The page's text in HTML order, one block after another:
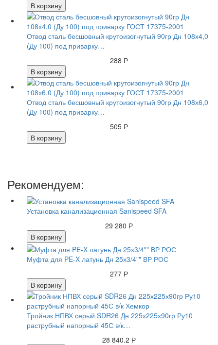
В корзину
Отвод сталь бесшовный крутоизогнутый 90гр Дн 108х4,0
(Ду 100) под приварку…
288 Р
В корзину
Отвод сталь бесшовный крутоизогнутый 90гр Дн 108х6,0
(Ду 100) под приварку…
505 Р
В корзину
Рекомендуем:
Установка канализационная Sanispeed SFA
29 280 Р
В корзину
Муфта для PE-X латунь Дн 25х3/4"" ВР РОС
277 Р
В корзину
Тройник НПВХ серый SDR26 Дн 225х225х90гр Ру10
раструбный напорный 45С в/к…
28 840.2 Р